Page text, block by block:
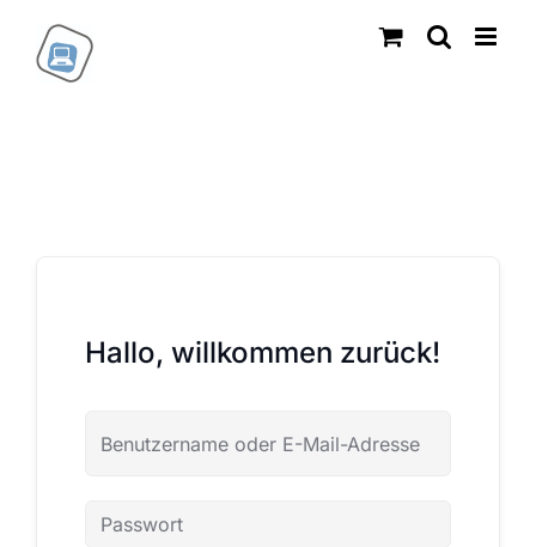
Inhalt
springen
Hallo, willkommen zurück!